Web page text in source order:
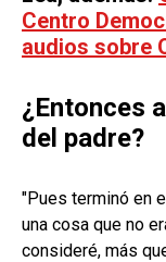
Centro
audios sobre
¿Entonces
del padre?
"Pues terminó en
una cosa que no
consideré, más